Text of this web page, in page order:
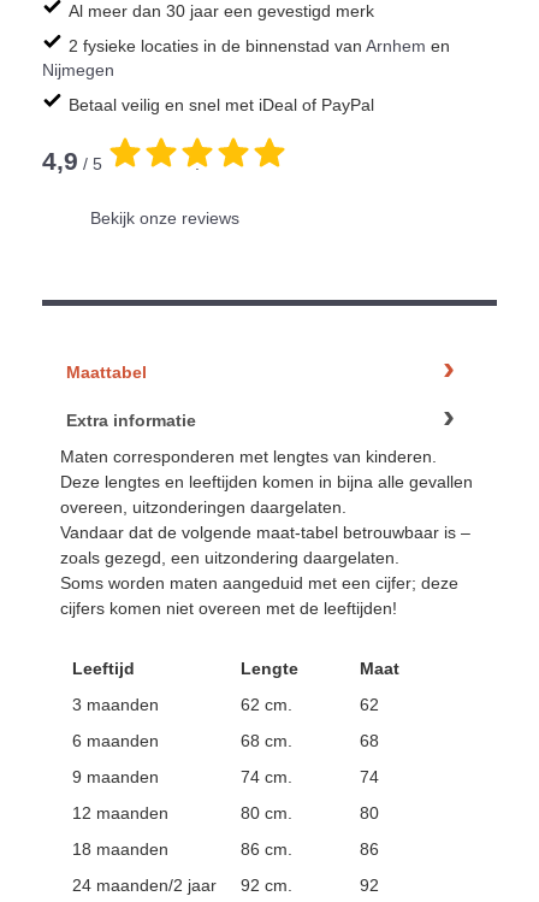
Al meer dan 30 jaar een gevestigd merk
2 fysieke locaties in de binnenstad van Arnhem en
Nijmegen
Betaal veilig en snel met iDeal of PayPal
4,9 / 5 .
Bekijk onze reviews
Maattabel
Extra informatie
Maten corresponderen met lengtes van kinderen.
Deze lengtes en leeftijden komen in bijna alle gevallen
overeen, uitzonderingen daargelaten.
Vandaar dat de volgende maat-tabel betrouwbaar is –
zoals gezegd, een uitzondering daargelaten.
Soms worden maten aangeduid met een cijfer; deze
cijfers komen niet overeen met de leeftijden!
Leeftijd Lengte
Maat
3 maanden
62 cm.
62
6 maanden
68 cm.
68
9 maanden
74 cm.
74
12 maanden
80 cm.
80
18 maanden
86 cm.
86
24 maanden/2 jaar
92 cm. 92